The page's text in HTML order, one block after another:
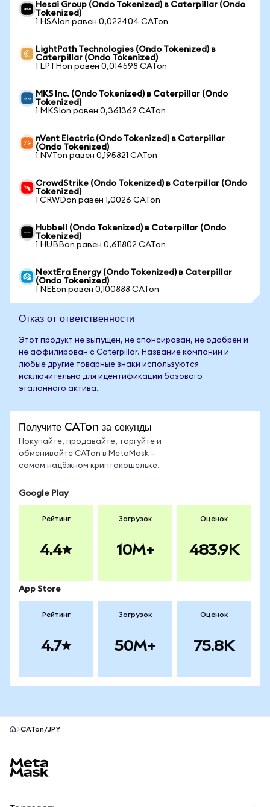
Hesai Group (Ondo Tokenized) в Caterpillar (Ondo
Tokenized)
1 HSAIon равен 0,022404 CATon
LightPath Technologies (Ondo Tokenized) в
Caterpillar (Ondo Tokenized)
1 LPTHon равен 0,014598 CATon
MKS Inc. (Ondo Tokenized) в Caterpillar (Ondo
Tokenized)
1 MKSIon равен 0,361362 CATon
nVent Electric (Ondo Tokenized) в Caterpillar
(Ondo Tokenized)
1 NVTon равен 0,195821 CATon
CrowdStrike (Ondo Tokenized) в Caterpillar (Ondo
Tokenized)
1 CRWDon равен 1,0026 CATon
Hubbell (Ondo Tokenized) в Caterpillar (Ondo
Tokenized)
1 HUBBon равен 0,611802 CATon
NextEra Energy (Ondo Tokenized) в Caterpillar
(Ondo Tokenized)
1 NEEon равен 0,100888 CATon
Отказ от ответственности
Этот продукт не выпущен, не спонсирован, не одобрен и
не аффилирован с Caterpillar. Название компании и
любые другие товарные знаки используются
исключительно для идентификации базового
эталонного актива.
Получите CATon за секунды
Покупайте, продавайте, торгуйте и
обменивайте CATon в MetaMask —
самом надёжном криптокошельке.
Google Play
Рейтинг
4.4
Загрузок
10M+
Оценок
483.9K
App Store
Рейтинг
4.7
Загрузок
50M+
Оценок
75.8K
CATon/JPY